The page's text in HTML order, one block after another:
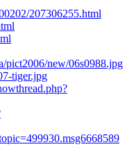
207306255.html
pict2006/new/06s0988.jpg
tiger.jpg